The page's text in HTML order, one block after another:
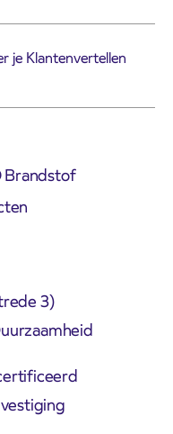
je Klantenvertellen
Brandstof
3)